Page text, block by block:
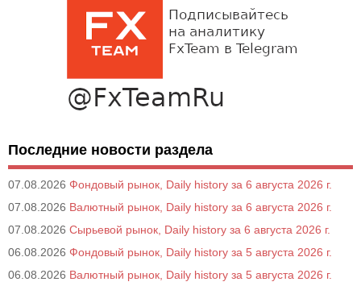
Последние новости раздела
07.08.2026 Фондовый рынок, Daily history за 6 августа 2026 г.
07.08.2026 Валютный рынок, Daily history за 6 августа 2026 г.
07.08.2026 Сырьевой рынок, Daily history за 6 августа 2026 г.
06.08.2026 Фондовый рынок, Daily history за 5 августа 2026 г.
06.08.2026 Валютный рынок, Daily history за 5 августа 2026 г.